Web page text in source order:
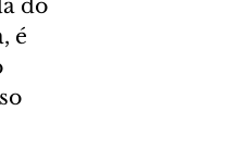
do
é